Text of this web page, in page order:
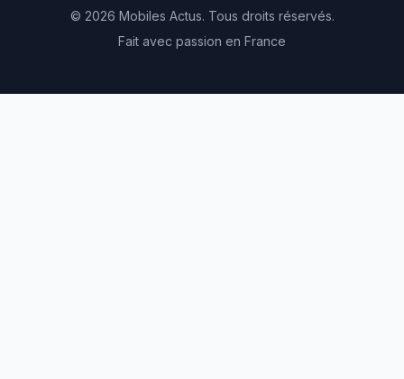
© 2026 Mobiles Actus. Tous droits réservés.
Fait avec passion en France